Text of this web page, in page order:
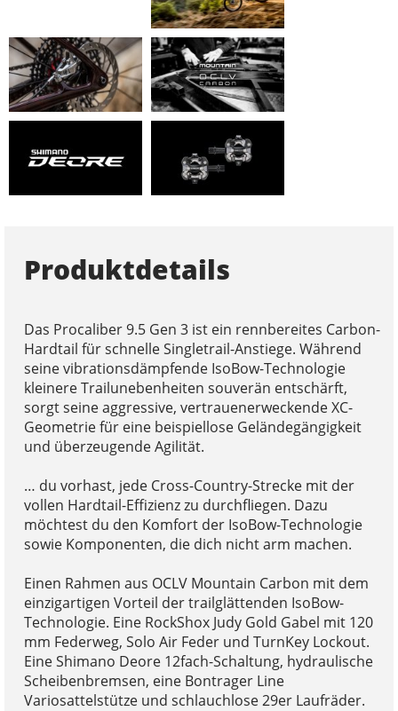
Produktdetails
Das Procaliber 9.5 Gen 3 ist ein rennbereites Carbon-
Hardtail für schnelle Singletrail-Anstiege. Während
seine vibrationsdämpfende IsoBow-Technologie
kleinere Trailunebenheiten souverän entschärft,
sorgt seine aggressive, vertrauenerweckende XC-
Geometrie für eine beispiellose Geländegängigkeit
und überzeugende Agilität.
… du vorhast, jede Cross-Country-Strecke mit der
vollen Hardtail-Effizienz zu durchfliegen. Dazu
möchtest du den Komfort der IsoBow-Technologie
sowie Komponenten, die dich nicht arm machen.
Einen Rahmen aus OCLV Mountain Carbon mit dem
einzigartigen Vorteil der trailglättenden IsoBow-
Technologie. Eine RockShox Judy Gold Gabel mit 120
mm Federweg, Solo Air Feder und TurnKey Lockout.
Eine Shimano Deore 12fach-Schaltung, hydraulische
Scheibenbremsen, eine Bontrager Line
Variosattelstütze und schlauchlose 29er Laufräder.